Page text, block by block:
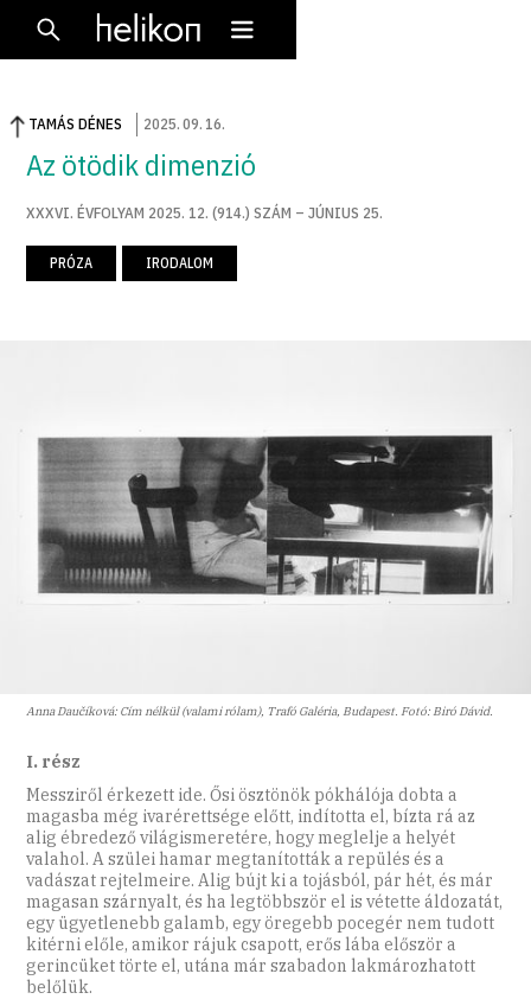
TAMÁS DÉNES 2025.09. 16.
Az ötödik dimenzió
XXXVI. ÉVFOLYAM 2025. 12. (914.) SZÁM – JÚNIUS 25.
PRÓZA IRODALOM
Anna Daučíková: Cím nélkül (valami rólam), Trafó Galéria, Budapest. Fotó: Biró Dávid.
I. rész
Messziről érkezett ide. Ősi ösztönök pókhálója dobta a
magasba még ivarérettsége előtt, indította el, bízta rá az
alig ébredező világismeretére, hogy meglelje a helyét
valahol. A szülei hamar megtanították a repülés és a
vadászat rejtelmeire. Alig bújt ki a tojásból, pár hét, és már
magasan szárnyalt, és ha legtöbbször el is vétette áldozatát,
egy ügyetlenebb galamb, egy öregebb pocegér nem tudott
kitérni előle, amikor rájuk csapott, erős lába először a
gerincüket törte el, utána már szabadon lakmározhatott
belőlük.